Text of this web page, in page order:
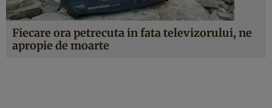
Fiecare ora petrecuta in fata televizorului, ne
apropie de moarte